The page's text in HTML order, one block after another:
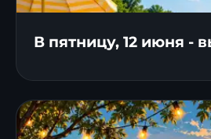
В пятницу, 12 июня -